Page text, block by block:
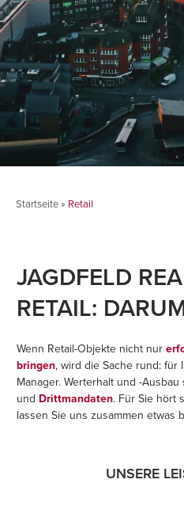
Startseite» Retail
JAGDFELD
RETAIL:
Wenn Retail-Objekte nicht nur
bringen, wird die Sache rund: für
Manager. Werterhalt und -
und Drittmandaten. Für Sie hört
lassen Sie uns zusammen etwas
UNSERE